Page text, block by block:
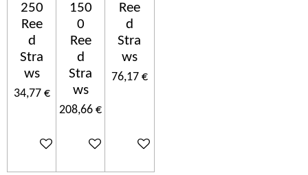
250
Ree
d
Stra
ws
34,77 €
Ajouter au panier
150
0
Ree
d
Stra
ws
208,66 €
Ajouter au panier
Ree
d
Stra
ws
76,17 €
Ajouter au panier